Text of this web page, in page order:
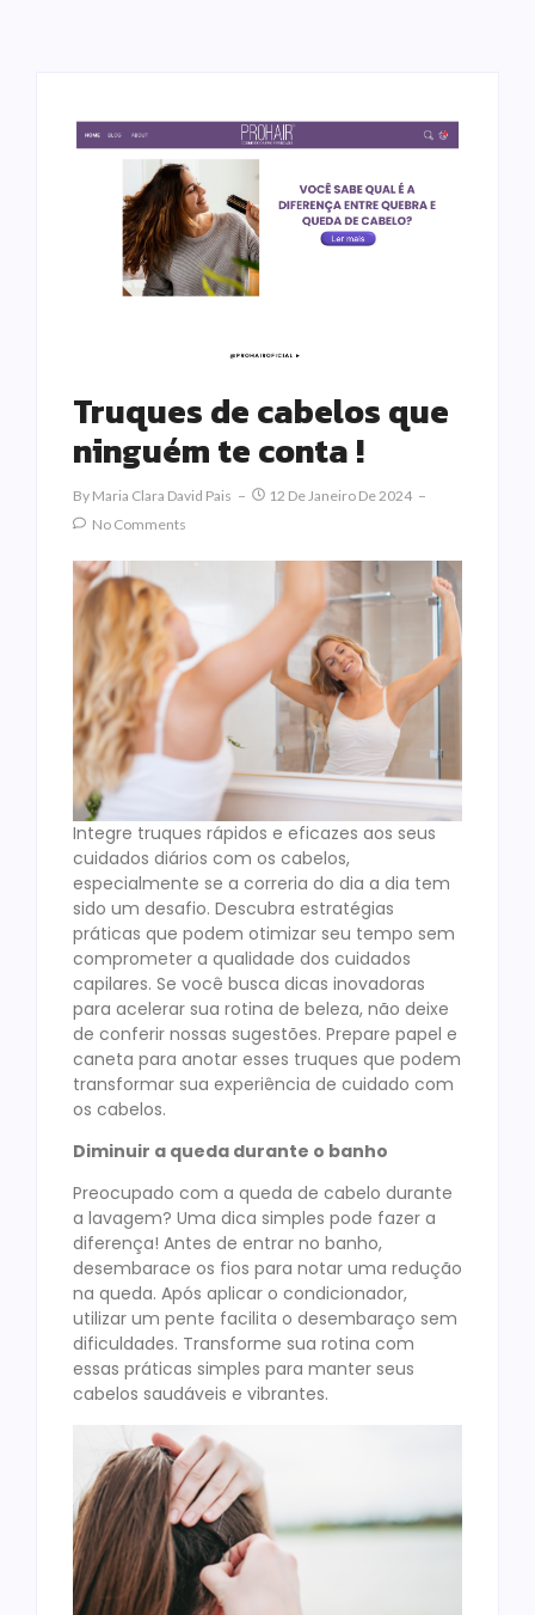
Truques de cabelos que
ninguém te conta !
By Maria Clara David Pais
12 De Janeiro De 2024
No Comments
Integre truques rápidos e eficazes aos seus
cuidados diários com os cabelos,
especialmente se a correria do dia a dia tem
sido um desafio. Descubra estratégias
práticas que podem otimizar seu tempo sem
comprometer a qualidade dos cuidados
capilares. Se você busca dicas inovadoras
para acelerar sua rotina de beleza, não deixe
de conferir nossas sugestões. Prepare papel e
caneta para anotar esses truques que podem
transformar sua experiência de cuidado com
os cabelos.
Diminuir a queda durante o banho
Preocupado com a queda de cabelo durante
a lavagem? Uma dica simples pode fazer a
diferença! Antes de entrar no banho,
desembarace os fios para notar uma redução
na queda. Após aplicar o condicionador,
utilizar um pente facilita o desembaraço sem
dificuldades. Transforme sua rotina com
essas práticas simples para manter seus
cabelos saudáveis e vibrantes.